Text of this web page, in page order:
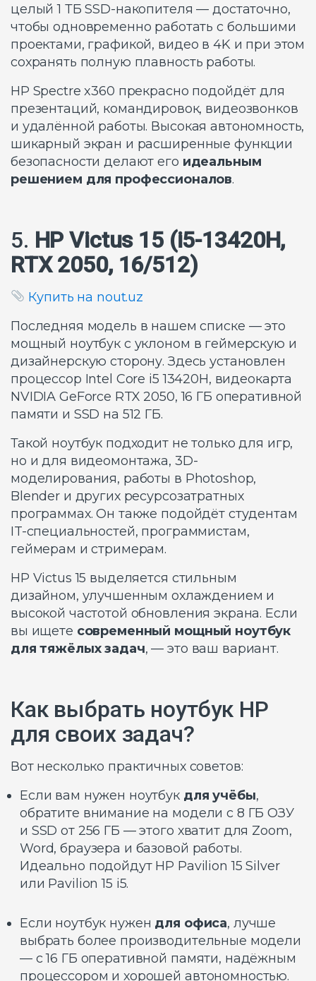
целый 1 ТБ SSD-накопителя — достаточно,
чтобы одновременно работать с большими
проектами, графикой, видео в 4K и при этом
сохранять полную плавность работы.
HP Spectre x360 прекрасно подойдёт для
презентаций, командировок, видеозвонков
и удалённой работы. Высокая автономность,
шикарный экран и расширенные функции
безопасности делают его идеальным
решением для профессионалов.
5. HP Victus 15 (i5-13420H,
RTX 2050, 16/512)
Купить на nout.uz
Последняя модель в нашем списке — это
мощный ноутбук с уклоном в геймерскую и
дизайнерскую сторону. Здесь установлен
процессор Intel Core i5 13420H, видеокарта
NVIDIA GeForce RTX 2050, 16 ГБ оперативной
памяти и SSD на 512 ГБ.
Такой ноутбук подходит не только для игр,
но и для видеомонтажа, 3D-
моделирования, работы в Photoshop,
Blender и других ресурсозатратных
программах. Он также подойдёт студентам
IT-специальностей, программистам,
геймерам и стримерам.
HP Victus 15 выделяется стильным
дизайном, улучшенным охлаждением и
высокой частотой обновления экрана. Если
вы ищете современный мощный ноутбук
для тяжёлых задач, — это ваш вариант.
Как выбрать ноутбук HP
для своих задач?
Вот несколько практичных советов:
Если вам нужен ноутбук для учёбы,
обратите внимание на модели с 8 ГБ ОЗУ
и SSD от 256 ГБ — этого хватит для Zoom,
Word, браузера и базовой работы.
Идеально подойдут HP Pavilion 15 Silver
или Pavilion 15 i5.
Если ноутбук нужен для офиса, лучше
выбрать более производительные модели
— с 16 ГБ оперативной памяти, надёжным
процессором и хорошей автономностью.